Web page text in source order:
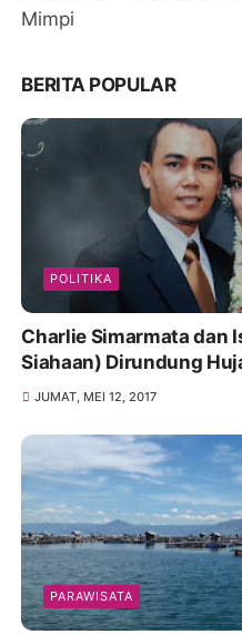
Mimpi
BERITA POPULAR
POLITIKA
Charlie Simarmata dan
Siahaan) Dirundung
JUMAT, MEI 12, 2017
PARAWISATA